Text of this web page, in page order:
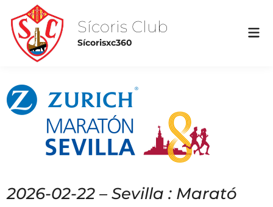
content
Sícoris Club
Sícorisxc360
2026-02-22 – Sevilla : Marató